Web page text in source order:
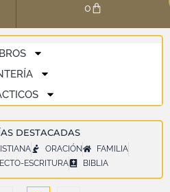
0
DESTACADAS
ORACIÓN
FAMILIA
ESCRITURA BIBLIA